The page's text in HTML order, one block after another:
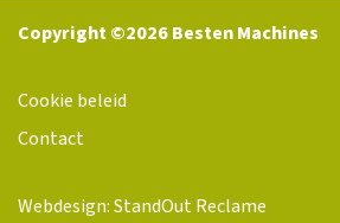
Copyright ©2026 Besten Machines
Cookie beleid
Contact
Webdesign: StandOut Reclame